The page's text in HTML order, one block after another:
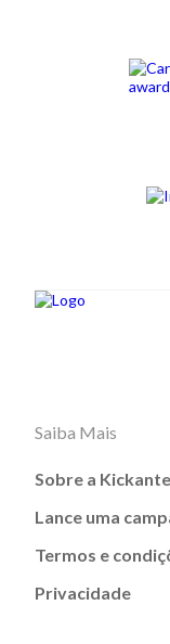
Saiba Mais
Sobre a Kickante
Lance uma
Termos e
Privacidade